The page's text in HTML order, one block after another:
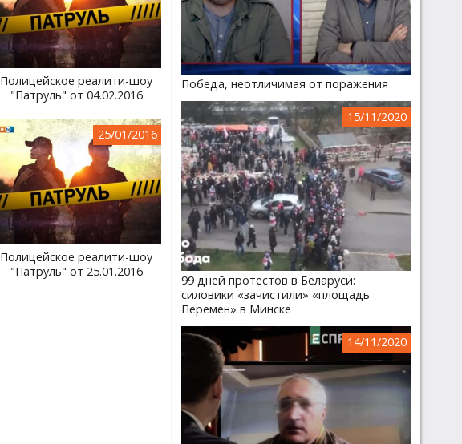
Полицейское реалити-шоу
"Патруль" от 04.02.2016
25/01/2016
Полицейское реалити-шоу
"Патруль" от 25.01.2016
Победа, неотличимая от поражения
15/11/2020
99 дней протестов в Беларуси:
силовики «зачистили» «площадь
Перемен» в Минске
14/11/2020